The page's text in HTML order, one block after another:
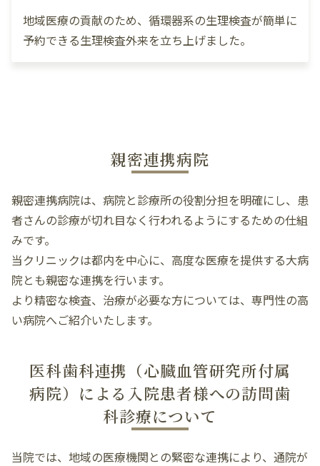
地域医療の貢献のため、循環器系の生理検査が簡単に
予約できる生理検査外来を立ち上げました。
親密連携病院
親密連携病院は、病院と診療所の役割分担を明確にし、患
者さんの診療が切れ目なく行われるようにするための仕組
みです。
当クリニックは都内を中心に、高度な医療を提供する大病
院とも親密な連携を行います。
より精密な検査、治療が必要な方については、専門性の高
い病院へご紹介いたします。
医科歯科連携（心臓血管研究所付属
病院）による入院患者様への訪問歯
科診療について
当院では、地域の医療機関との緊密な連携により、通院が